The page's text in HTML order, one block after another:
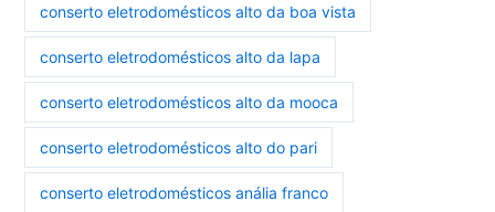
conserto eletrodomésticos alto da boa vista
conserto eletrodomésticos alto da lapa
conserto eletrodomésticos alto da mooca
conserto eletrodomésticos alto do pari
conserto eletrodomésticos anália franco